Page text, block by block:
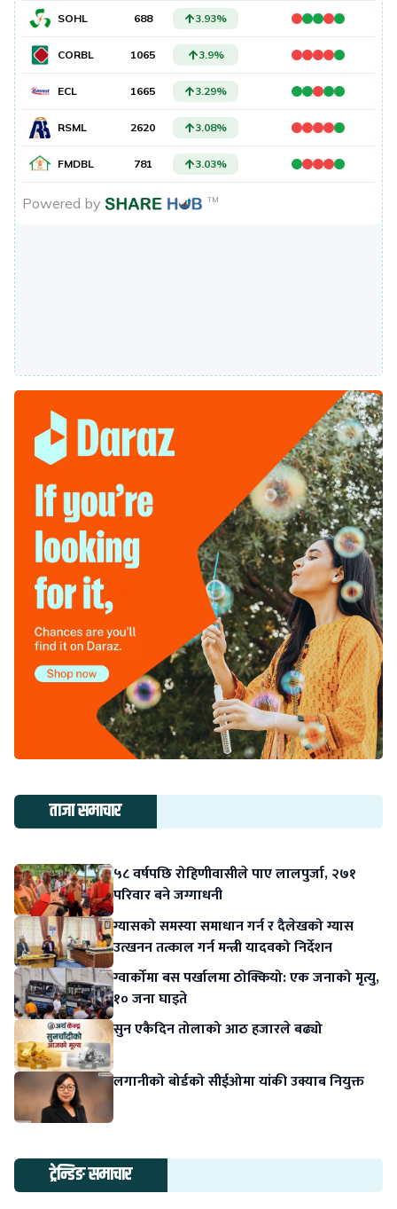
ताजा समाचार
५८ वर्षपछि रोहिणीवासीले पाए लालपुर्जा, २७१
परिवार बने जग्गाधनी
ग्यासको समस्या समाधान गर्न र दैलेखको ग्यास
उत्खनन तत्काल गर्न मन्त्री यादवको निर्देशन
ग्वार्कोमा बस पर्खालमा ठोक्कियो: एक जनाको मृत्यु,
१० जना घाइते
सुन एकैदिन तोलाको आठ हजारले बढ्यो
लगानीको बोर्डको सीईओमा यांकी उक्याब नियुक्त
ट्रेन्डिङ समाचार